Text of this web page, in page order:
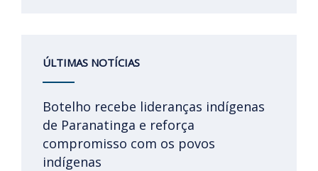
ÚLTIMAS NOTÍCIAS
Botelho recebe lideranças indígenas
de Paranatinga e reforça
compromisso com os povos
indígenas